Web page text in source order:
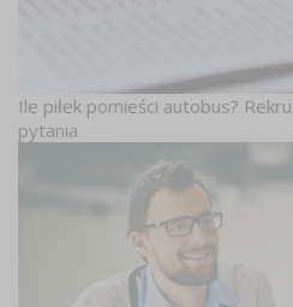
Ile piłek pomieści autobus?
pytania